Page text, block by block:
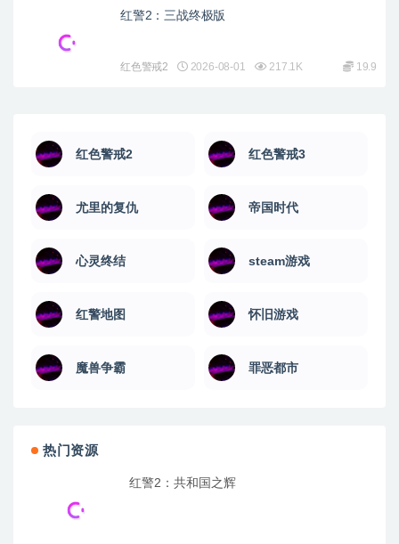
红警2：三战终极版
红色警戒2 2026-08-01 217.1K 19.9
红色警戒2 红色警戒3
尤里的复仇 帝国时代
心灵终结 steam游戏
红警地图 怀旧游戏
魔兽争霸 罪恶都市
热门资源
红警2：共和国之辉